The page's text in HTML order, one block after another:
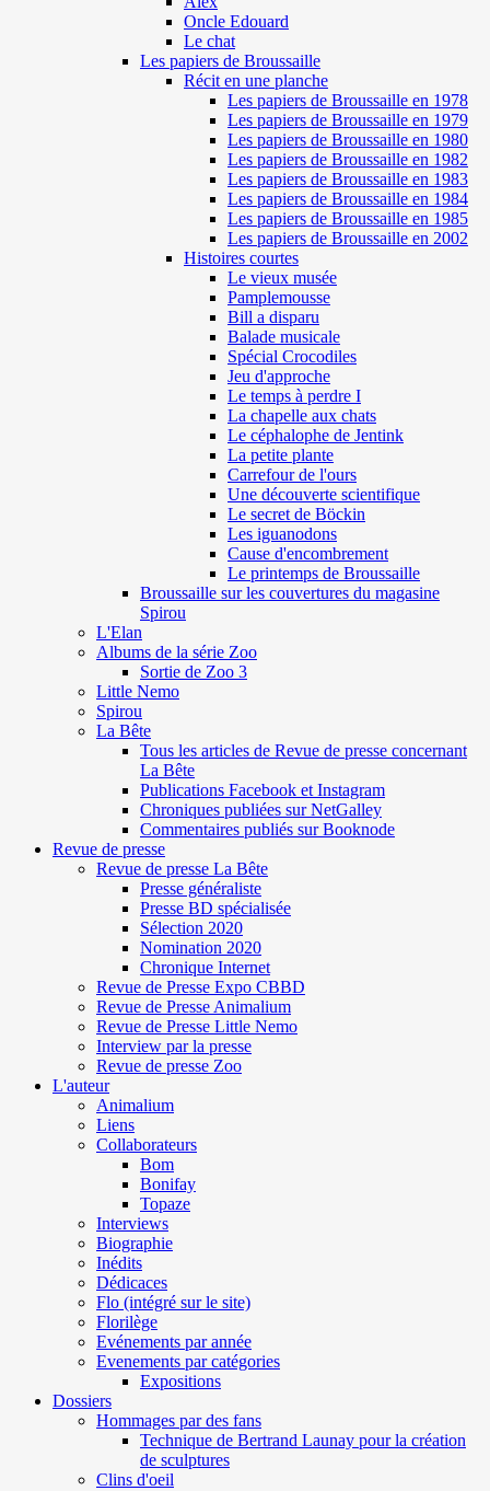
Oncle Edouard
Le chat
Les papiers de Broussaille
Récit en une planche
Les papiers de Broussaille en 1978
Les papiers de Broussaille en 1979
Les papiers de Broussaille en 1980
Les papiers de Broussaille en 1982
Les papiers de Broussaille en 1983
Les papiers de Broussaille en 1984
Les papiers de Broussaille en 1985
Les papiers de Broussaille en 2002
Histoires courtes
Le vieux musée
Pamplemousse
Bill a disparu
Balade musicale
Spécial Crocodiles
Jeu d'approche
Le temps à perdre I
La chapelle aux chats
Le céphalophe de Jentink
La petite plante
Carrefour de l'ours
Une découverte scientifique
Le secret de Böckin
Les iguanodons
Cause d'encombrement
Le printemps de Broussaille
Broussaille sur les couvertures du magasine
Spirou
L'Elan
Albums de la série Zoo
Sortie de Zoo 3
Little Nemo
Spirou
La Bête
Tous les articles de Revue de presse concernant
La Bête
Publications Facebook et Instagram
Chroniques publiées sur NetGalley
Commentaires publiés sur Booknode
Revue de presse
Revue de presse La Bête
Presse généraliste
Presse BD spécialisée
Sélection 2020
Nomination 2020
Chronique Internet
Revue de Presse Expo CBBD
Revue de Presse Animalium
Revue de Presse Little Nemo
Interview par la presse
Revue de presse Zoo
L'auteur
Animalium
Liens
Collaborateurs
Bom
Bonifay
Topaze
Interviews
Biographie
Inédits
Dédicaces
Flo (intégré sur le site)
Florilège
Evénements par année
Evenements par catégories
Expositions
Dossiers
Hommages par des fans
Technique de Bertrand Launay pour la création
de sculptures
Clins d'oeil